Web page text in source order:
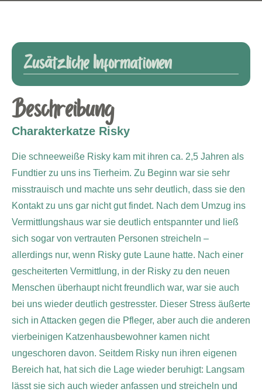
Zusätzliche Informationen
Beschreibung
Charakterkatze Risky
Die schneeweiße Risky kam mit ihren ca. 2,5 Jahren als
Fundtier zu uns ins Tierheim. Zu Beginn war sie sehr
misstrauisch und machte uns sehr deutlich, dass sie den
Kontakt zu uns gar nicht gut findet. Nach dem Umzug ins
Vermittlungshaus war sie deutlich entspannter und ließ
sich sogar von vertrauten Personen streicheln –
allerdings nur, wenn Risky gute Laune hatte. Nach einer
gescheiterten Vermittlung, in der Risky zu den neuen
Menschen überhaupt nicht freundlich war, war sie auch
bei uns wieder deutlich gestresster. Dieser Stress äußerte
sich in Attacken gegen die Pfleger, aber auch die anderen
vierbeinigen Katzenhausbewohner kamen nicht
ungeschoren davon. Seitdem Risky nun ihren eigenen
Bereich hat, hat sich die Lage wieder beruhigt: Langsam
lässt sie sich auch wieder anfassen und streicheln und